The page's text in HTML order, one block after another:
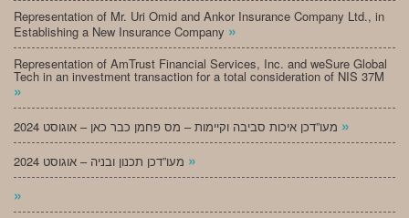
Representation of Mr. Uri Omid and Ankor Insurance Company Ltd., in
Establishing a New Insurance Company »
Representation of AmTrust Financial Services, Inc. and weSure Global
Tech in an investment transaction for a total consideration of NIS 37M
»
»
»
»